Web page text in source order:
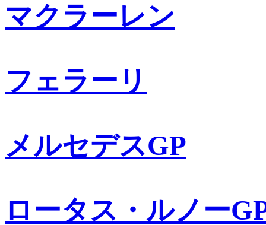
マクラーレン
フェラーリ
メルセデスGP
ロータス・ルノー